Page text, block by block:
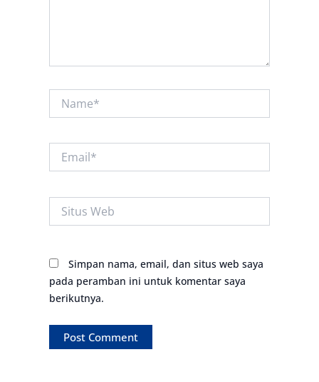
Situs
Web
Simpan nama, email, dan situs web saya
pada peramban ini untuk komentar saya
berikutnya.